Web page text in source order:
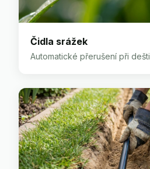
Čidla srážek
Automatické přerušení při dešti